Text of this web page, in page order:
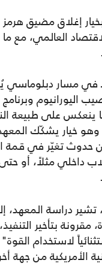
إغلاق مضيق هرمز
العالمي، مع
في مسار
اليورانيوم
ينعكس على طبيعة
وهو خيار يشكّك
تغيّر في قمة
داخلي مثلاً، أو
.
دراسة المعهد،
مقرونة بتأخير
لاستخدام
الأمريكية من جهة